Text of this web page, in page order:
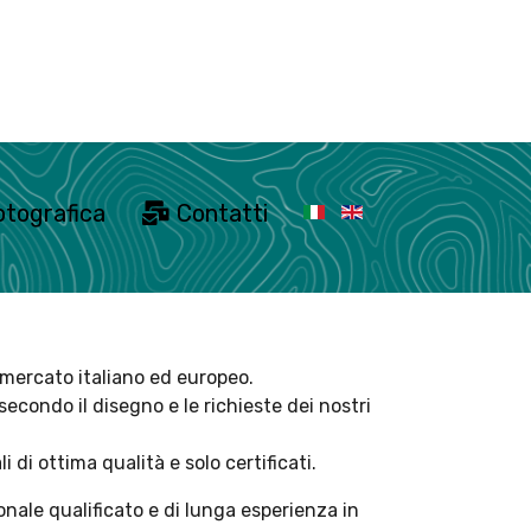
Contatti Seleziona la tua lingua
italiano ed europeo.
il disegno e le richieste dei nostri
di ottima qualità e solo certificati.
qualificato e di lunga esperienza in